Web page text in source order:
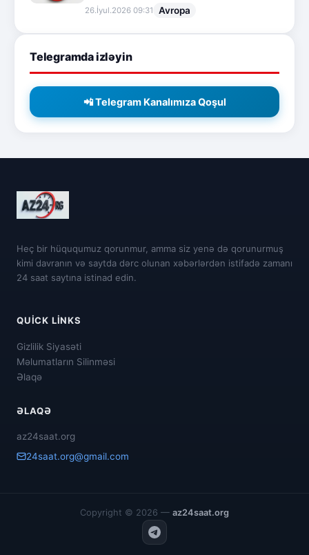
26.İyul.2026 09:31 Avropa
Telegramda izləyin
📲 Telegram Kanalımıza Qoşul
Heç bir hüququmuz qorunmur, amma siz yenə də qorunurmuş
kimi davranın və saytda dərc olunan xəbərlərdən istifadə zamanı
24 saat saytına istinad edin.
QUICK LINKS
Gizlilik Siyasəti
Məlumatların Silinməsi
Əlaqə
ƏLAQƏ
az24saat.org
24saat.org@gmail.com
Copyright © 2026 — az24saat.org